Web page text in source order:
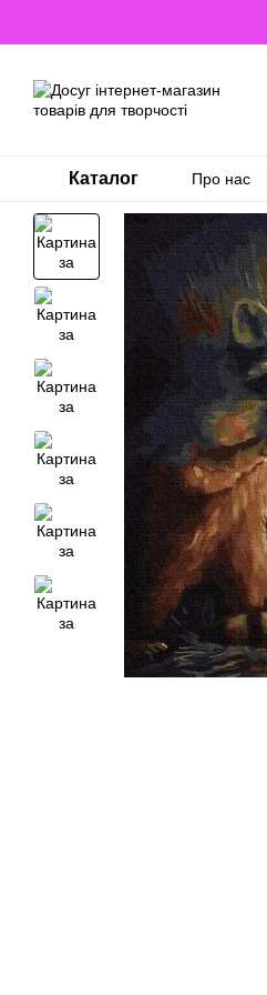
Каталог Про нас